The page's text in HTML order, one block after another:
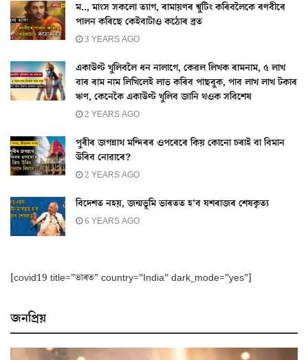
ম.., মাংস সকলো ত্যাগ, ৰামায়ণৰ শ্বুটিং কৰিবলৈকে ৰণবীৰে
পালন কৰিছে কেইবাটাও কঠোৰ ব্ৰত
3 YEARS AGO
একাউণ্ট খুলিবলৈ ধন নালাগে, কেৱল লিখক ৰামনাম, ৫ লাখ
বাৰ ৰাম নাম লিখিলেই লাভ কৰিব পাছবুক, পাব লাখ লাখ টকাৰ
ঋণ, কেনেকৈ একাউণ্ট খুলিব জানি থওক সবিশেষ
2 YEARS AGO
পুৰীৰ জগন্নাথ মন্দিৰৰ ওপৰেৰে কিয় কোনো চৰাই বা বিমান
উৰিব নোৱাৰে?
2 YEARS AGO
বিদেশত নহয়, জন্মভূমি ভাৰতত হ’ব যশৰাজৰ শেষকৃত্য
6 YEARS AGO
[covid19 title=”ভাৰত” country=”India” dark_mode=”yes”]
জনপ্ৰিয়